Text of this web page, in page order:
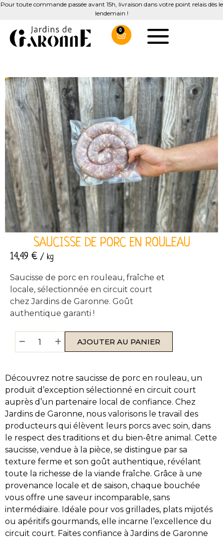
Pour toute commande passée avant 15h, livraison dans votre point relais dès le
lendemain !
0
SAUCISSE DE PORC EN ROULEAU
14,49 € / kg
Saucisse de porc en rouleau, fraîche et
locale, sélectionnée en circuit court
chez Jardins de Garonne. Goût
authentique garanti !
AJOUTER AU PANIER
Découvrez notre saucisse de porc en rouleau, un
produit d’exception sélectionné en circuit court
auprès d’un partenaire local de confiance. Chez
Jardins de Garonne, nous valorisons le travail des
producteurs qui élèvent leurs porcs avec soin, dans
le respect des traditions et du bien-être animal. Cette
saucisse, vendue à la pièce, se distingue par sa
texture ferme et son goût authentique, révélant
toute la richesse de la viande fraîche. Grâce à une
provenance locale et de saison, chaque bouchée
vous offre une saveur incomparable, sans
intermédiaire. Idéale pour vos grillades, plats mijotés
ou apéritifs gourmands, elle incarne l’excellence du
circuit court. Faites confiance à Jardins de Garonne